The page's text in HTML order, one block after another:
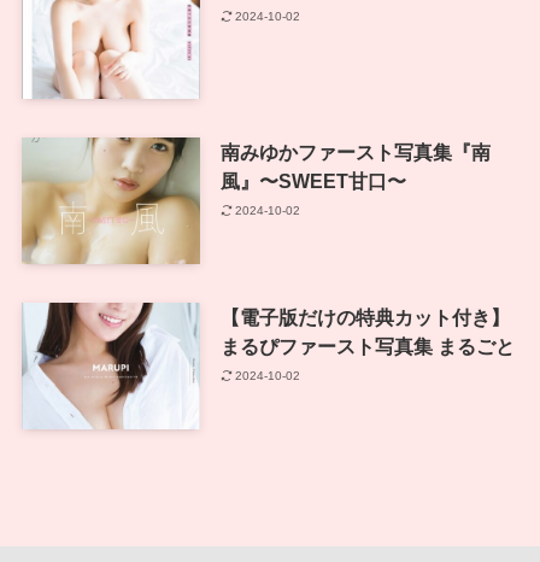
2024-10-02
南みゆかファースト写真集『南
風』〜SWEET甘口〜
2024-10-02
【電子版だけの特典カット付き】
まるぴファースト写真集 まるごと
2024-10-02